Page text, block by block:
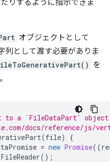
りするように指示できま
オブジェクトとして
列として渡す必要がありま
を
to a `FileDataPart`
docs/reference/js/
(file)
{
= new Promise((
FileReader();